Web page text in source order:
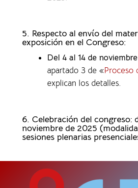
5. Respecto al envío del
exposición en el Congreso:
Del 4 al 14 de
apartado 3 de «Proceso
explican los detalles.
6. Celebración del congreso:
noviembre de 2025
sesiones plenarias